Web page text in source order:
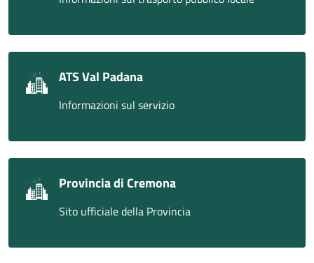
ATS Val Padana
Informazioni sul servizio
Provincia di Cremona
Sito ufficiale della Provincia